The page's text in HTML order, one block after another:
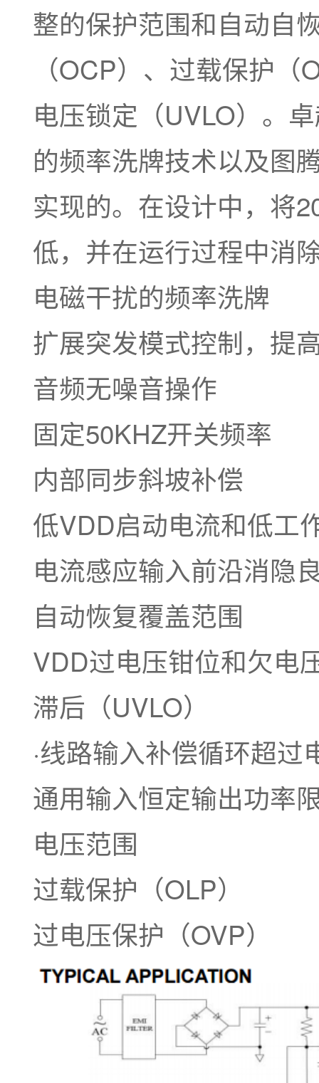
整的保护范围和自动自
（OCP）、过载保护
电压锁定（UVLO）。
的频率洗牌技术以及图
实现的。在设计中，将
低，并在运行过程中消
电磁干扰的频率洗牌
扩展突发模式控制，提
音频无噪音操作
固定50KHZ开关频率
内部同步斜坡补偿
低VDD启动电流和低工
电流感应输入前沿消隐
自动恢复覆盖范围
VDD过电压钳位和欠电
滞后（UVLO）
·线路输入补偿循环超过
通用输入恒定输出功率
电压范围
过载保护（OLP）
过电压保护（OVP）